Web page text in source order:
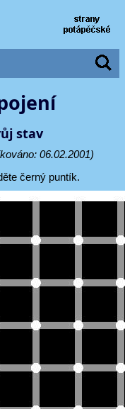
stav
06.02.2001)
černý puntík.